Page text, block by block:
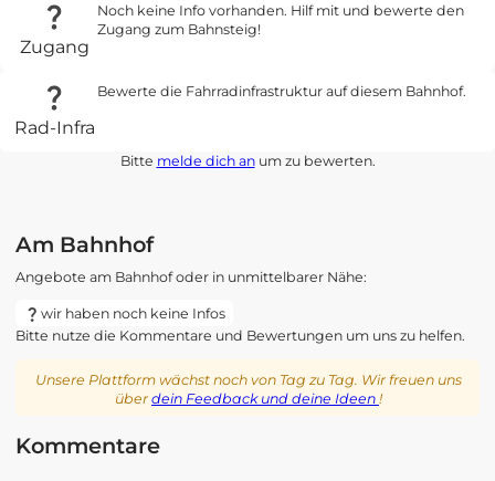
Zugang
Noch keine Info vorhanden. Hilf mit und bewerte den
Zugang zum Bahnsteig!
Rad-Infra
Bewerte die Fahrradinfrastruktur auf diesem Bahnhof.
Bitte melde dich anum zu bewerten.
Am Bahnhof
Angebote am Bahnhof oder in unmittelbarer Nähe:
wir haben noch keine Infos
Bitte nutze die Kommentare und Bewertungen um uns zu helfen.
Unsere Plattform wächst noch von Tag zu Tag. Wir freuen uns
überdein Feedback und deine Ideen !
Kommentare